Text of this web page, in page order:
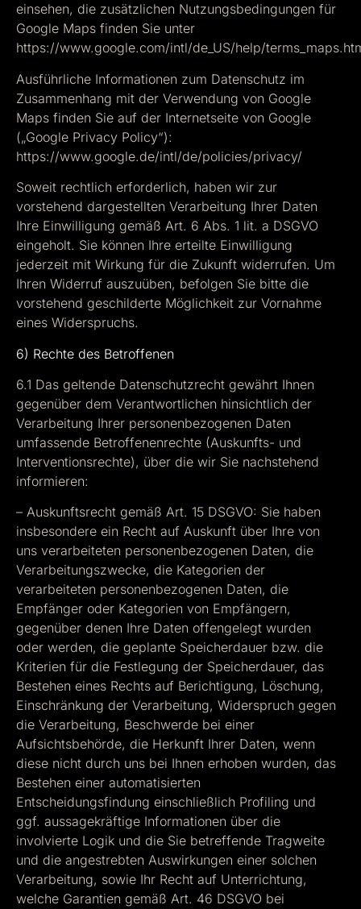
einsehen, die zusätzlichen Nutzungsbedingungen für
Google Maps finden Sie unter
https://www.google.com/intl/de_US/help/
Ausführliche Informationen zum Datenschutz im
Zusammenhang mit der Verwendung von Google
Maps finden Sie auf der Internetseite von Google
(„Google Privacy Policy“):
https://www.google.de/intl/de/policies/privacy/
Soweit rechtlich erforderlich, haben wir zur
vorstehend dargestellten Verarbeitung Ihrer Daten
Ihre Einwilligung gemäß Art. 6 Abs. 1 lit. a DSGVO
eingeholt. Sie können Ihre erteilte Einwilligung
jederzeit mit Wirkung für die Zukunft widerrufen. Um
Ihren Widerruf auszuüben, befolgen Sie bitte die
vorstehend geschilderte Möglichkeit zur Vornahme
eines Widerspruchs.
6) Rechte des Betroffenen
6.1 Das geltende Datenschutzrecht gewährt Ihnen
gegenüber dem Verantwortlichen hinsichtlich der
Verarbeitung Ihrer personenbezogenen Daten
umfassende Betroffenenrechte (Auskunfts- und
Interventionsrechte), über die wir Sie nachstehend
informieren:
– Auskunftsrecht gemäß Art. 15 DSGVO: Sie haben
insbesondere ein Recht auf Auskunft über Ihre von
uns verarbeiteten personenbezogenen Daten, die
Verarbeitungszwecke, die Kategorien der
verarbeiteten personenbezogenen Daten, die
Empfänger oder Kategorien von Empfängern,
gegenüber denen Ihre Daten offengelegt wurden
oder werden, die geplante Speicherdauer bzw. die
Kriterien für die Festlegung der Speicherdauer, das
Bestehen eines Rechts auf Berichtigung, Löschung,
Einschränkung der Verarbeitung, Widerspruch gegen
die Verarbeitung, Beschwerde bei einer
Aufsichtsbehörde, die Herkunft Ihrer Daten, wenn
diese nicht durch uns bei Ihnen erhoben wurden, das
Bestehen einer automatisierten
Entscheidungsfindung einschließlich Profiling und
ggf. aussagekräftige Informationen über die
involvierte Logik und die Sie betreffende Tragweite
und die angestrebten Auswirkungen einer solchen
Verarbeitung, sowie Ihr Recht auf Unterrichtung,
welche Garantien gemäß Art. 46 DSGVO bei